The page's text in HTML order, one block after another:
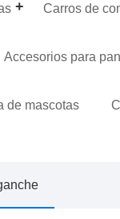
Carros de
Accesorios para
de mascotas